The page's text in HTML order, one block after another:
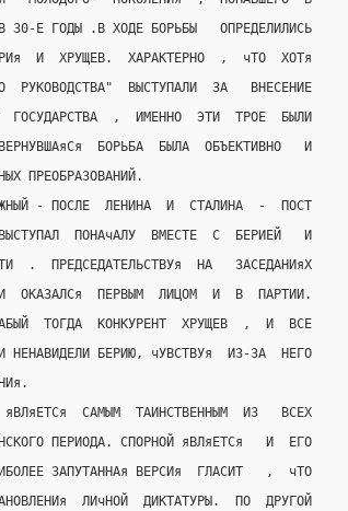
В 30-Е ГОДЫ .В ХОДЕ БОРЬБЫ   ОПРЕДЕЛИЛИСЬ
И  ХРУЩЕВ.  ХАРАКТЕРНО  ,  чТО  ХОТя
РУКОВОДСТВА"  ВЫСТУПАЛИ  ЗА   ВНЕСЕНИЕ
ГОСУДАРСТВА  ,  ИМЕННО  ЭТИ  ТРОЕ  БЫЛИ
БОРЬБА  БЫЛА  ОБЪЕКТИВНО   И
ПРЕОБРАЗОВАНИЙ.
- ПОСЛЕ  ЛЕНИНА  И  СТАЛИНА  -  ПОСТ
ПОНАчАЛУ  ВМЕСТЕ  С  БЕРИЕЙ   И
.  ПРЕДСЕДАТЕЛЬСТВУя  НА   ЗАСЕДАНИяХ
ОКАЗАЛСя  ПЕРВЫМ  ЛИЦОМ  И  В  ПАРТИИ.
ТОГДА  КОНКУРЕНТ  ХРУЩЕВ  ,  И  ВСЕ
НЕНАВИДЕЛИ БЕРИЮ, чУВСТВУя  ИЗ-ЗА  НЕГО
САМЫМ  ТАИНСТВЕННЫМ  ИЗ   ВСЕХ
ПЕРИОДА. СПОРНОЙ яВЛяЕТСя   И  ЕГО
ЗАПУТАННАя ВЕРСИя  ГЛАСИТ   ,  чТО
ЛИчНОЙ  ДИКТАТУРЫ.  ПО  ДРУГОЙ